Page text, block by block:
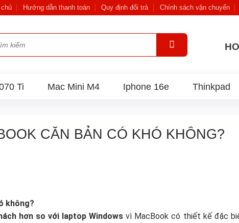
Hướng dẫn thanh toán Quy định đổi trả Chính sách vận chuyển
Ti Mac Mini M4 Iphone 16e Thinkpad
CĂN BẢN CÓ KHÓ KHÔNG?
không?
hơn so với laptop Windows vì MacBook có thiết kế đặc